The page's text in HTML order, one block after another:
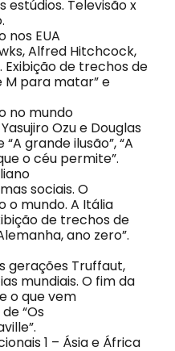
estúdios. Televisão x
nos EUA
Alfred Hitchcock,
Exibição de trechos de
M para matar” e
no mundo
Ozu e Douglas
grande ilusão”, “A
o céu permite”.
sociais. O
o mundo. A Itália
de trechos de
ano zero”.
gerações Truffaut,
mundiais. O fim da
o que vem
“Os
1 – Ásia e África